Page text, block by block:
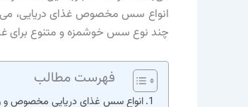
انواع سس مخصوص غذای دریایی،
چند نوع سس خوشمزه و متنوع برای
فهرست مطالب
انواع سس غذای دریایی مخصوص و